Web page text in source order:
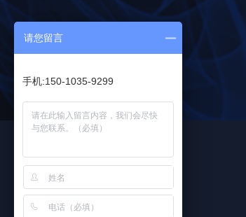
友情链接
即信通短信
请您留言
手机:150-1035-9299